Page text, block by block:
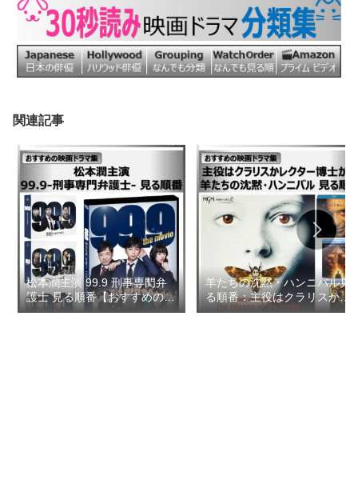
関連記事
松本潤主演 99.9 刑事専門弁
護士 見る順番【おすすめの映
画ドラマ集】
羊たちの沈黙・ハンニバル見
る順番：主役はクラリスかレ
クター博士か?【おすすめの